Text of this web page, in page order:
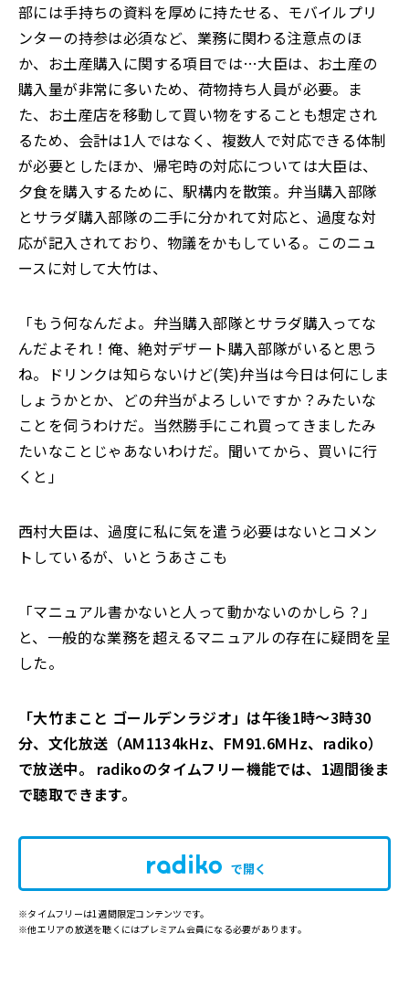
部には手持ちの資料を厚めに持たせる、モバイルプリ
ンターの持参は必須など、業務に関わる注意点のほ
か、お土産購入に関する項目では…大臣は、お土産の
購入量が非常に多いため、荷物持ち人員が必要。ま
た、お土産店を移動して買い物をすることも想定され
るため、会計は1人ではなく、複数人で対応できる体制
が必要としたほか、帰宅時の対応については大臣は、
夕食を購入するために、駅構内を散策。弁当購入部隊
とサラダ購入部隊の二手に分かれて対応と、過度な対
応が記入されており、物議をかもしている。このニュ
ースに対して大竹は、
「もう何なんだよ。弁当購入部隊とサラダ購入ってな
んだよそれ！俺、絶対デザート購入部隊がいると思う
ね。ドリンクは知らないけど(笑)弁当は今日は何にしま
しょうかとか、どの弁当がよろしいですか？みたいな
ことを伺うわけだ。当然勝手にこれ買ってきましたみ
たいなことじゃあないわけだ。聞いてから、買いに行
くと」
西村大臣は、過度に私に気を遣う必要はないとコメン
トしているが、いとうあさこも
「マニュアル書かないと人って動かないのかしら？」
と、一般的な業務を超えるマニュアルの存在に疑問を呈
した。
「大竹まこと ゴールデンラジオ」は午後1時～3時30
分、文化放送（AM1134kHz、FM91.6MHz、radiko）
で放送中。 radikoのタイムフリー機能では、1週間後ま
で聴取できます。
で開く
※タイムフリーは1週間限定コンテンツです。
※他エリアの放送を聴くにはプレミアム会員になる必要があります。